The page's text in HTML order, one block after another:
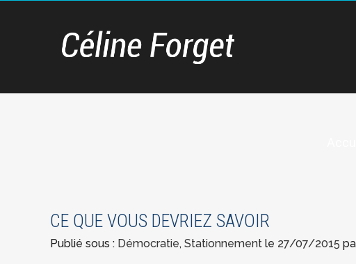
CE QUE VOUS DEVRIEZ SAVOIR
Publié sous : Démocratie, Stationnement le 27/07/2015